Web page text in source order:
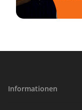
Informationen